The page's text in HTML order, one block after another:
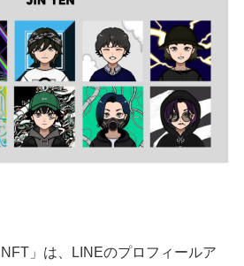
」は、LINEのプロフィールア